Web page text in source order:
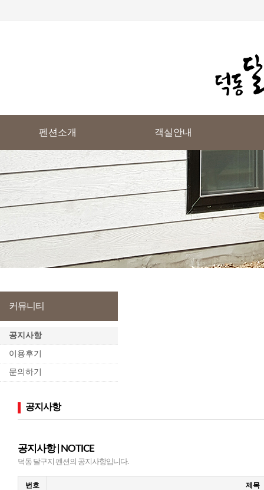
펜션소개 객실안내
펜션소개 객실 전체보기
커뮤니티
공지사항
이용후기
문의하기
공지사항
공지사항 | NOTICE
덕동 달구지 펜션의 공지사항입니다.
번호 제목